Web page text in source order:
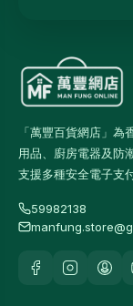
「萬豐百貨網店」
用品、廚房電器及防
支援多種安全電子支
59982138